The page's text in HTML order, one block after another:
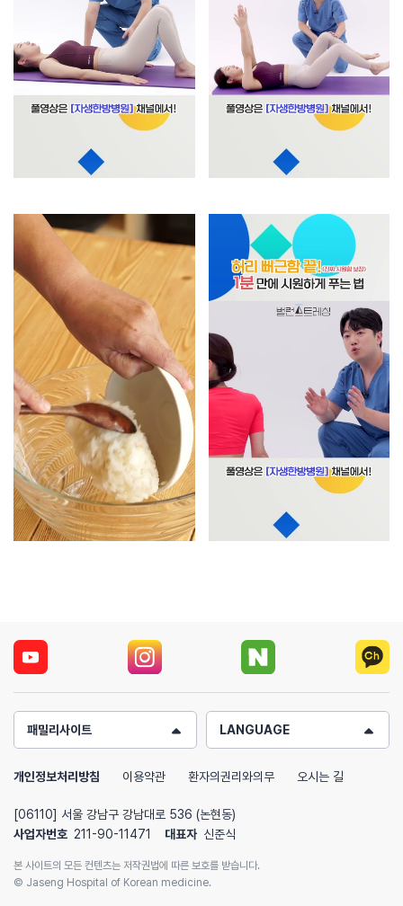
패밀리사이트 LANGUAGE
개인정보처리방침 이용약관 환자의권리와의무 오시는 길
[06110] 서울 강남구 강남대로 536 (논현동)
사업자번호 211-90-11471 대표자 신준식
본 사이트의 모든 컨텐츠는 저작권법에 따른 보호를 받습니다.
© Jaseng Hospital of Korean medicine.